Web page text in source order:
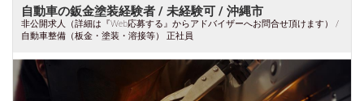
自動車の鈑金塗装経験者 / 未経験可 / 沖縄市
非公開求人（詳細は『Web応募する』からアドバイザーへお問合せ頂けます） /
自動車整備（板金・塗装・溶接等） 正社員